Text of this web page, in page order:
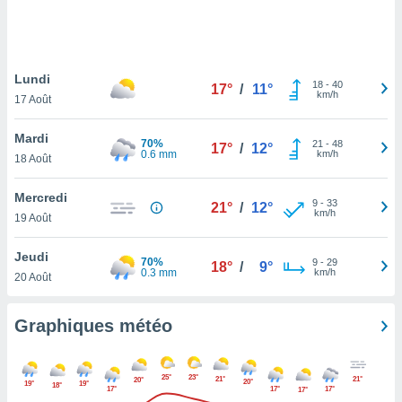
pas
de
à
cas,
que
sur le
ne
Lundi
17 Août
17° / 11° 18- 40
km/h
Mardi
18 Août
70%
0.6 mm
17° / 12° 21 - 48
km/h
Mercredi
19 Août
21° / 12° 9- 33
km/h
Jeudi
20 Août
70%
0.3 mm
18° / 9° 9- 29
km/h
Graphiques météo
19° 18° 19°
17°
20° 25° 23° 21°
20°
17°
17° 17°
21°